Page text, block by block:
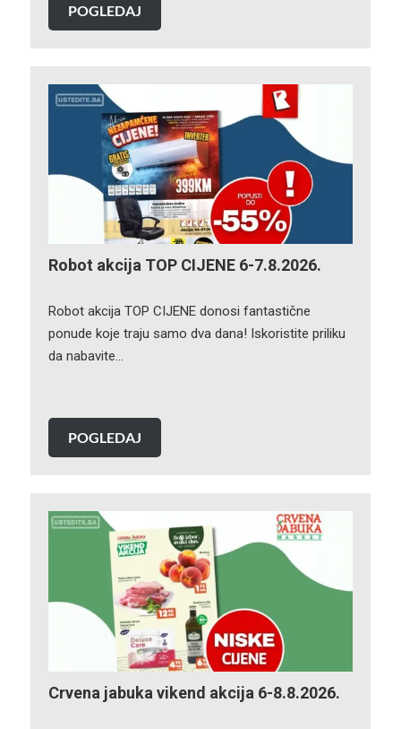
POGLEDAJ
Robot akcija TOP CIJENE 6-7.8.2026.
Robot akcija TOP CIJENE donosi fantastične
ponude koje traju samo dva dana! Iskoristite priliku
da nabavite…
POGLEDAJ
Crvena jabuka vikend akcija 6-8.8.2026.